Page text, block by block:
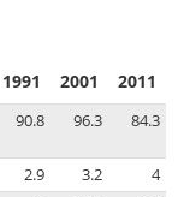
1991 2001 2011
90.8 96.3 84.3
2.9 3.2
4